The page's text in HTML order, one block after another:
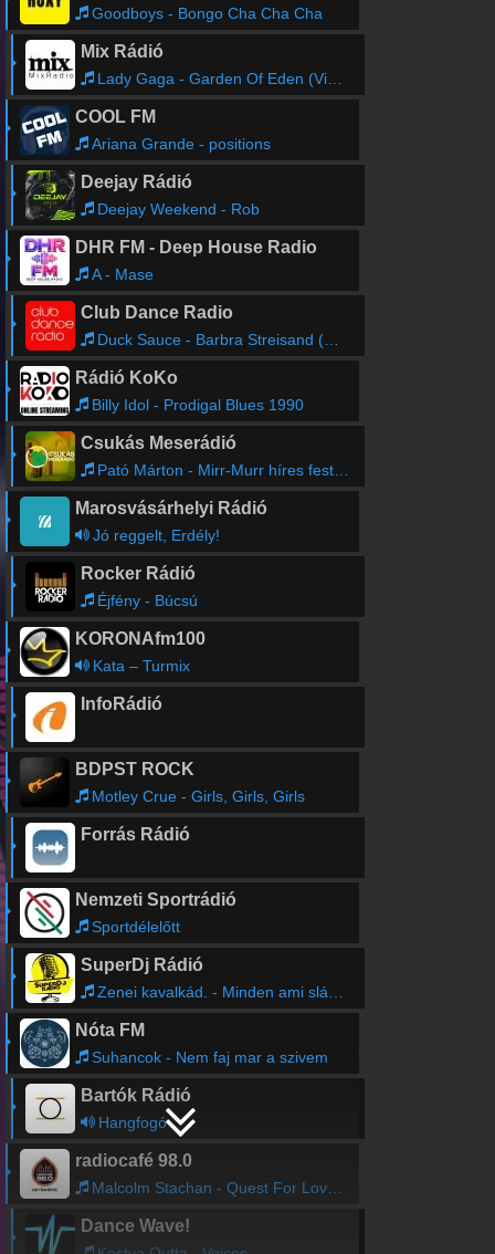
Goodboys - Bongo Cha Cha Cha
Mix Rádió
Lady Gaga - Garden Of Eden (Viv Castle Remix)
COOL FM
Ariana Grande - positions
Deejay Rádió
Deejay Weekend - Rob
DHR FM - Deep House Radio
A - Mase
Club Dance Radio
Duck Sauce - Barbra Streisand (Radio Edit)
Rádió KoKo
Billy Idol - Prodigal Blues 1990
Csukás Meserádió
Pató Márton - Mirr-Murr híres festő lesz
Marosvásárhelyi Rádió
Jó reggelt, Erdély!
Rocker Rádió
Éjfény - Búcsú
KORONAfm100
Kata – Turmix
InfoRádió
BDPST ROCK
Motley Crue - Girls, Girls, Girls
Forrás Rádió
Nemzeti Sportrádió
Sportdélelőtt
SuperDj Rádió
Zenei kavalkád. - Minden ami sláger.
Nóta FM
Suhancok - Nem faj mar a szivem
Bartók Rádió
Hangfogó
radiocafé 98.0
Malcolm Stachan - Quest For Love feat. Tanja Daese
Dance Wave!